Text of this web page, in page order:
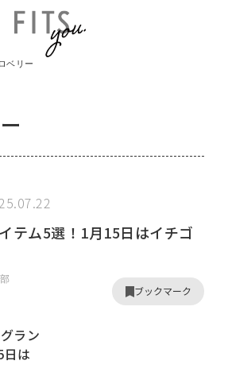
ベリー
テム5選！1月15日はイチゴ
ブックマーク
ラン
は